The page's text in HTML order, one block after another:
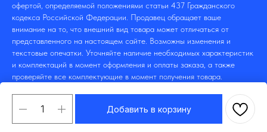
Добавить в корзину
офертой, определяемой положениями статьи 437 Гражданского
кодекса Российской Федерации. Продавец обращает ваше
внимание на то, что внешний вид товара может отличаться от
представленного на настоящем сайте. Возможны изменения и
текстовые опечатки. Уточняйте наличие необходимых характеристик
и комплектаций в момент оформления и оплаты заказа, а также
проверяйте все комплектующие в момент получения товара.